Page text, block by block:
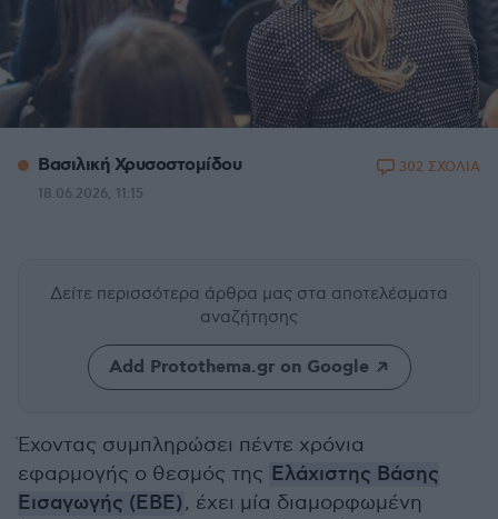
Βασιλική Χρυσοστομίδου
18.06.2026, 11:15
302 ΣΧΟΛΙΑ
Δείτε περισσότερα άρθρα μας στα αποτελέσματα
αναζήτησης
Add Protothema.gr on Google
Έχοντας συμπληρώσει πέντε χρόνια
εφαρμογής ο θεσμός της Ελάχιστης Βάσης
Εισαγωγής (ΕΒΕ), έχει μία διαμορφωμένη